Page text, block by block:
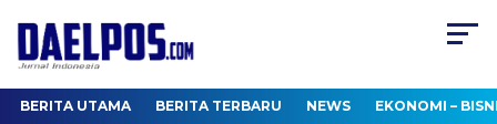
BERITA UTAMA BERITA TERBARU NEWS EKONOMI –